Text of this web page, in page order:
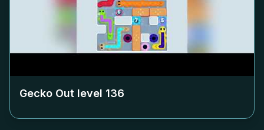
Gecko Out level 136